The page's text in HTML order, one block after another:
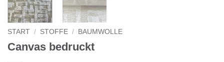
START / STOFFE / BAUMWOLLE
Canvas bedruckt